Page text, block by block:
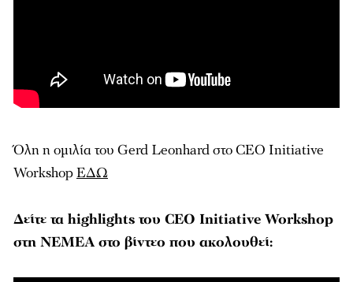
Όλη η ομιλία του Gerd Leonhard στο CEO Initiative
WorkshopΕΔΩ
Δείτε τα highlights του CEO Initiative Workshop
στη ΝΕΜΕΑ στο βίντεο που ακολουθεί: